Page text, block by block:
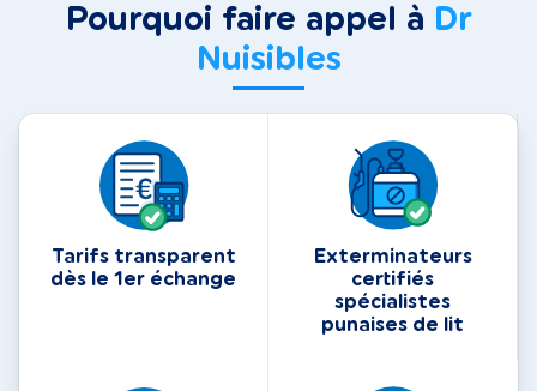
Pourquoi faire appel à Dr
Nuisibles
Tarifs transparent
dès le 1er échange
Exterminateurs
certifiés
spécialistes
punaises de lit